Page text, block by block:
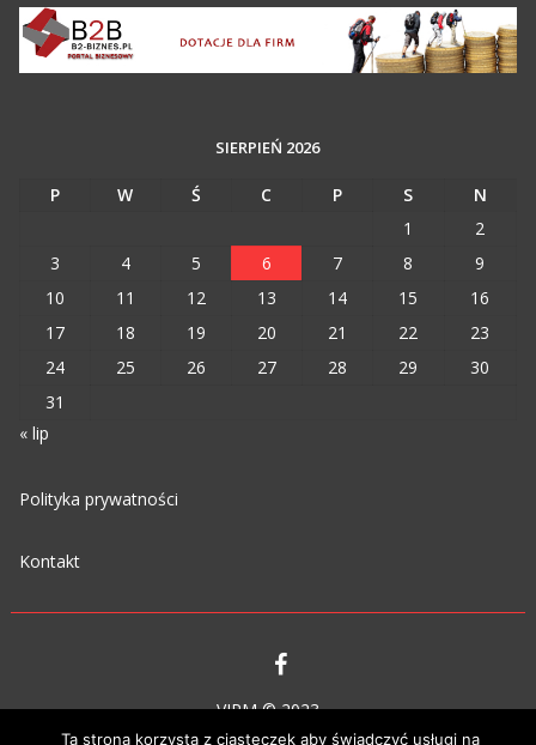
SIERPIEŃ 2026
P W Ś C P S
N
1
2
3
4 5 6 7 8
9
10
11 12 13 14 15
16
17
18 19 20 21 22
23
24
25 26 27 28 29
30
31
« lip
Polityka prywatności
Kontakt
VIPM © 2023
Ta strona korzysta z ciasteczek aby świadczyć usługi na